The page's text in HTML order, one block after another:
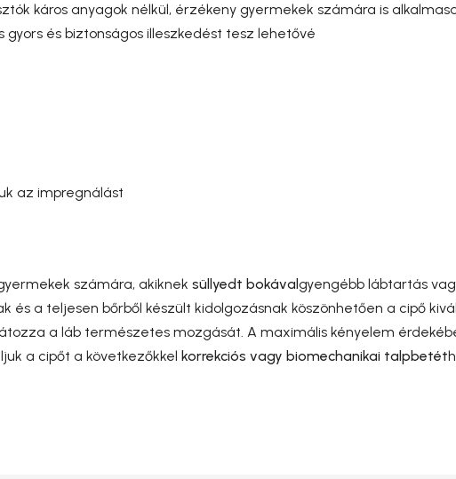
káros anyagok nélkül, érzékeny gyermekek számára is
és biztonságos illeszkedést tesz lehetővé
az impregnálást
számára, akiknek süllyedt bokávalgyengébb lábtartás
és a teljesen bőrből készült kidolgozásnak köszönhetően a cipő
a láb természetes mozgását. A maximális kényelem
a cipőt a következőkkel korrekciós vagy biomechanikai talpbetét